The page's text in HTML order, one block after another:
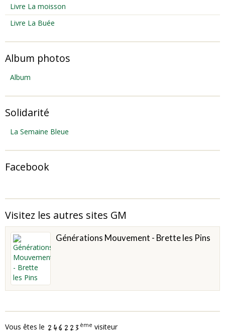
Livre La moisson
Livre La Buée
Album photos
Album
Solidarité
La Semaine Bleue
Facebook
Visitez les autres sites GM
Générations Mouvement - Brette les Pins
Vous êtes le ème visiteur